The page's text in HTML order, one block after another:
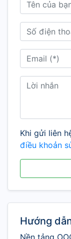
Khi gửi liên
điều khoản
Hướng